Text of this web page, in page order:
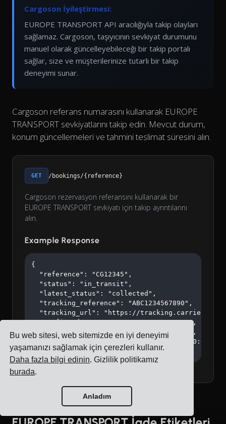
Bu web sitesi, web sitemizde en iyi deneyimi
yaşamanızı sağlamak için çerezleri kullanır.
Daha fazla bilgi edinin. Gizlilik politikamız
burada.
Anladım
Cargoson İyileştirmesi:
EUROPE TRANSPORT API aracılığıyla takip olayları
sağlamaz. Cargoson, taşıyıcının sevkiyat durumunu
manuel olarak güncelleyebileceği bir takip portalı
sağlar, size ve müşterilerinize tutarlı bir takip
deneyimi sunar.
Cargoson referans numarasını kullanarak EUROPE
TRANSPORT sevkiyatlarını takip edin. Mevcut durum,
konum güncellemeleri ve tahmini teslimat süresini alın.
GET /bookings/{reference}
Cargoson rezervasyon referansını kullanarak bir
EUROPE TRANSPORT sevkiyatı için takip ayrıntılarını
alın.
Example Response
{
  "reference": "CG12345",
  "status": "in_transit",
  "latest_status": "collected",
  "tracking_reference": "ABC1234567890",
"tracking_url": "https://
  "confirmed_at": "2026-02-15T10:30:00Z",
  "collected_at": "2026-02-15T14:20:00Z",
  "estimated_delivery": "2026-02-18T16:00:00Z"
}